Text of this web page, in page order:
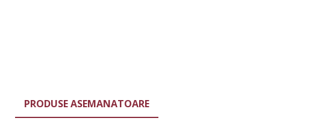
PRODUSE ASEMANATOARE